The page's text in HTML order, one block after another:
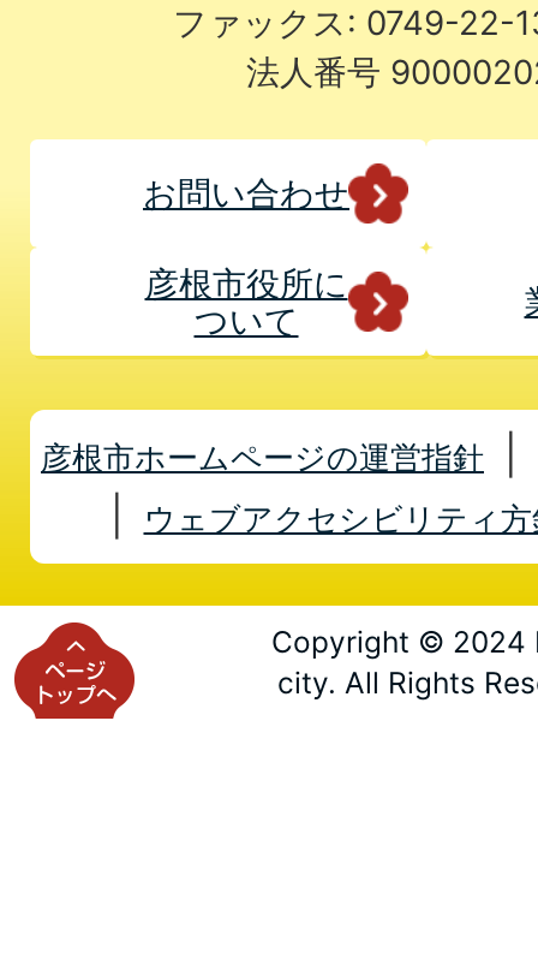
ファックス: 0749-22-
法人番号
お問い合わせ
彦根市役所に
ついて
彦根市ホームページの運営指針
ウェブアクセシビリティ方
Copyright © 2024
city. All Rights